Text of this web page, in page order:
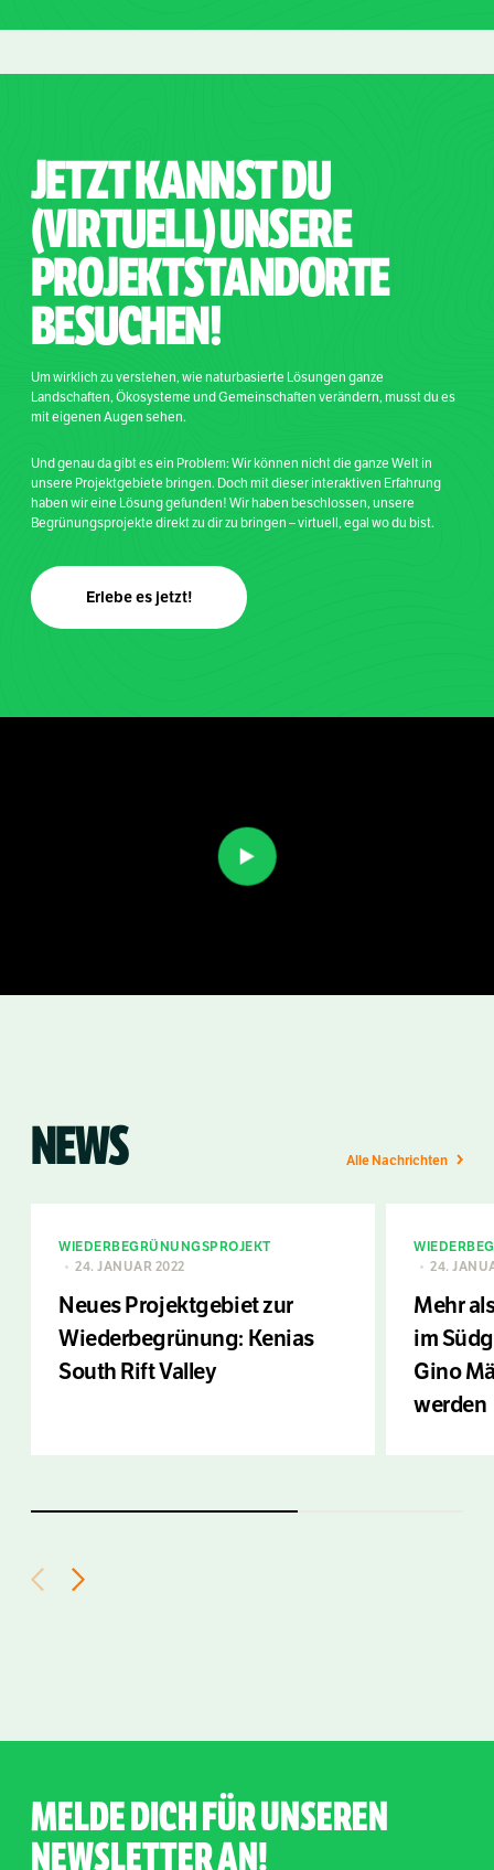
JETZT KANNST DU
(VIRTUELL) UNSERE
PROJEKTSTANDORTE
BESUCHEN!
Um wirklich zu verstehen, wie naturbasierte Lösungen ganze
Landschaften, Ökosysteme und Gemeinschaften verändern, musst du es
mit eigenen Augen sehen.
Und genau da gibt es ein Problem: Wir können nicht die ganze Welt in
unsere Projektgebiete bringen. Doch mit dieser interaktiven Erfahrung
haben wir eine Lösung gefunden! Wir haben beschlossen, unsere
Begrünungsprojekte direkt zu dir zu bringen – virtuell, egal wo du bist.
Erlebe es jetzt!
NEWS Alle Nachrichten
WIEDERBEGRÜNUNGSPROJEKT
24. JANUAR 2022
Neues Projektgebiet zur
Wiederbegrünung: Kenias
South Rift Valley
24.
Mehr
im
Gino
werden
MELDE DICH FÜR UNSEREN
NEWSLETTER AN!